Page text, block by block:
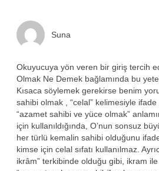
Suna
Okuyucuya yön veren bir giriş tercih
Olmak Ne Demek bağlamında bu
Kısaca söylemek gerekirse benim
sahibi olmak , “celal” kelimesiyle
“azamet sahibi ve yüce olmak”
için kullanıldığında, O’nun sonsuz
her türlü kemalin sahibi olduğunu
kimse için celal sıfatı kullanılmaz.
ikrâm” terkibinde olduğu gibi, ikram ile